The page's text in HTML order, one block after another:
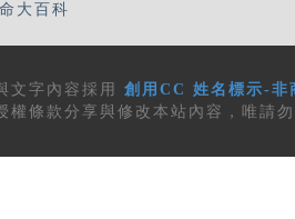
大百科
文字內容 採用 創用CC 姓名標示-
權條款分享與修改本站內容，唯請